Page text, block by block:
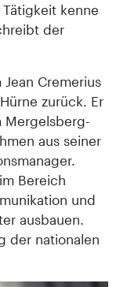
kenne
der
Cremerius
zurück. Er
Mergelsberg-
aus seiner
Bereich
und
ausbauen.
der nationalen